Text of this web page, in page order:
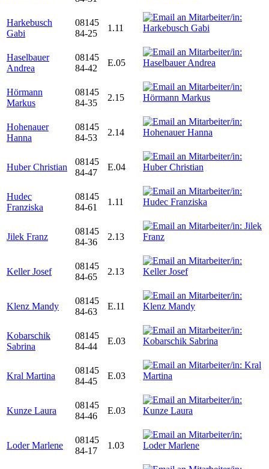
Harkebusch
Gabi
08145
84-25
1.11
Haselbauer
Andrea
08145
84-42
E.05
Hörmann
Markus
08145
84-35
2.15
Hohenauer
Hanna
08145
84-53
2.14
Huber Christian
08145
84-47
E.04
Hudec
Franziska
08145
84-61
1.11
Jilek Franz
08145
84-36
2.13
Keller Josef
08145
84-65
2.13
Klenz Mandy
08145
84-63
E.11
Kobarschik
Sabrina
08145
84-44
E.03
Kral Martina
08145
84-45
E.03
Kunze Laura
08145
84-46
E.03
Loder Marlene
08145
84-17
1.03